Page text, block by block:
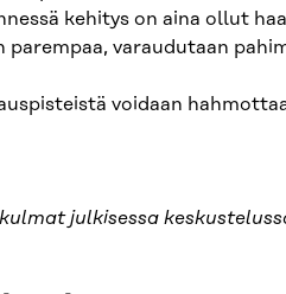
kehitys on aina ollut
parempaa, varaudutaan
voidaan
julkisessa